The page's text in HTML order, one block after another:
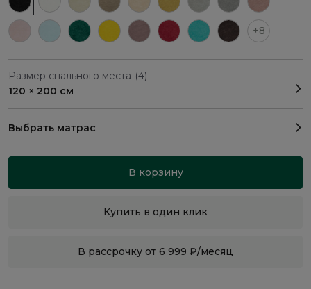
+8
Размер спального места (4)
120 × 200 см
Выбрать матрас
В корзину
Купить в один клик
В рассрочку от 6 999 ₽/месяц